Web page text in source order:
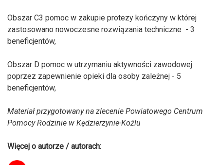
Obszar C3 pomoc w zakupie protezy kończyny w której
zastosowano nowoczesne rozwiązania techniczne - 3
beneficjentów,
Obszar D pomoc w utrzymaniu aktywności zawodowej
poprzez zapewnienie opieki dla osoby zależnej - 5
beneficjentów,
Materiał przygotowany na zlecenie Powiatowego Centrum
Pomocy Rodzinie w Kędzierzynie-Koźlu
Więcej o autorze / autorach: